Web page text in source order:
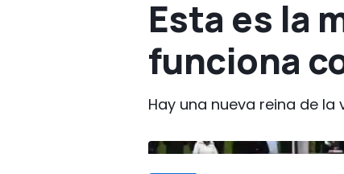
Esta es la
funciona
Hay una nueva reina de